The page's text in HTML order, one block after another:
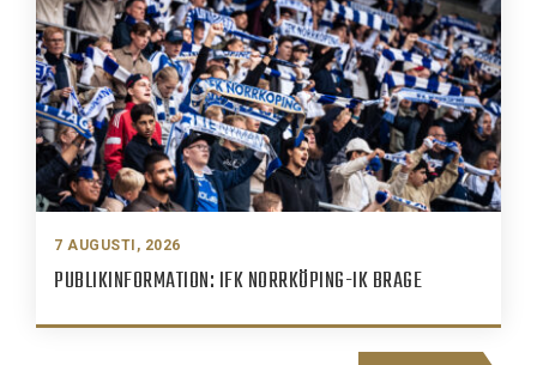
7 AUGUSTI, 2026
PUBLIKINFORMATION: IFK NORRKÖPING-IK BRAGE